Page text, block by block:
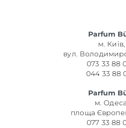
Parfum
м. Київ,
вул.
073 33 88
044 33 88
Parfum
м.
площа
077 33 88